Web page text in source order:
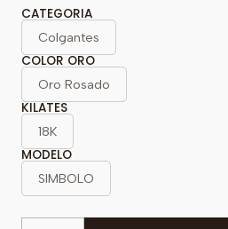
CATEGORIA
Colgantes
COLOR ORO
Oro Rosado
KILATES
18K
MODELO
SIMBOLO